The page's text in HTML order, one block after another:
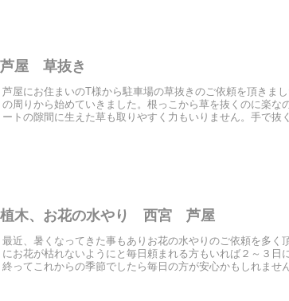
芦屋 草抜き
芦屋にお住まいのT様から駐車場の草抜きのご依頼を頂きま
の周りから始めていきました。根っこから草を抜くのに楽な
ートの隙間に生えた草も取りやすく力もいりません。手で抜
植木、お花の水やり 西宮 芦屋
最近、暑くなってきた事もありお花の水やりのご依頼を多く
にお花が枯れないようにと毎日頼まれる方もいれば２～３日
終ってこれからの季節でしたら毎日の方が安心かもしれませ